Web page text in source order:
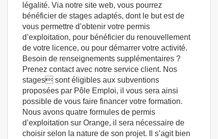
légalité. Via notre site web, vous pourrez
bénéficier de stages adaptés, dont le but est de
vous permettre d’obtenir votre permis
d’exploitation, pour bénéficier du renouvellement
de votre licence, ou pour démarrer votre activité.
Besoin de renseignements supplémentaires ?
Prenez contact avec notre service client. Nos
stages sont éligibles aux subventions
proposées par Pôle Emploi, il vous sera ainsi
possible de vous faire financer votre formation.
Nous avons quatre formules de permis
d’exploitation sur Orange, il sera nécessaire de
choisir selon la nature de son projet. Il s’agit bien